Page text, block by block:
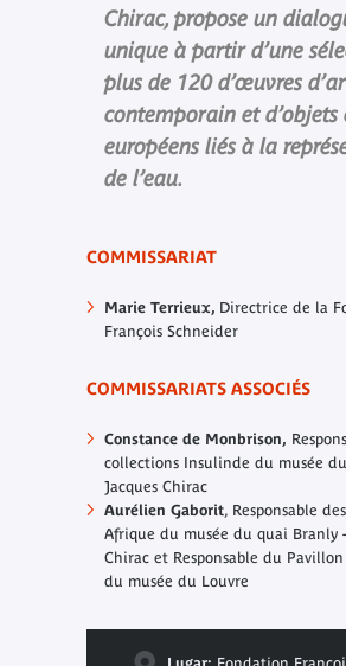
Chirac, propose un
unique à partir d’une
plus de 120 d’œuvres
contemporain et d’objets
européens liés à la
de l’eau.
COMMISSARIAT
Marie Terrieux, Directrice de la
François Schneider
COMMISSARIATS ASSOCIÉS
Constance de Monbrison,
collections Insulinde du musée
Jacques Chirac
Aurélien Gaborit, Responsable
Afrique du musée du quai Branly
Chirac et Responsable du Pavillon
du musée du Louvre